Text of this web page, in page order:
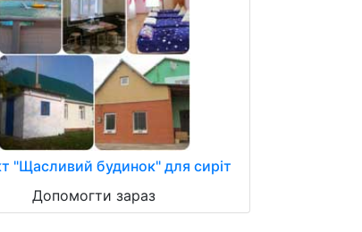
"Щасливий будинок" для сиріт
Допомогти зараз